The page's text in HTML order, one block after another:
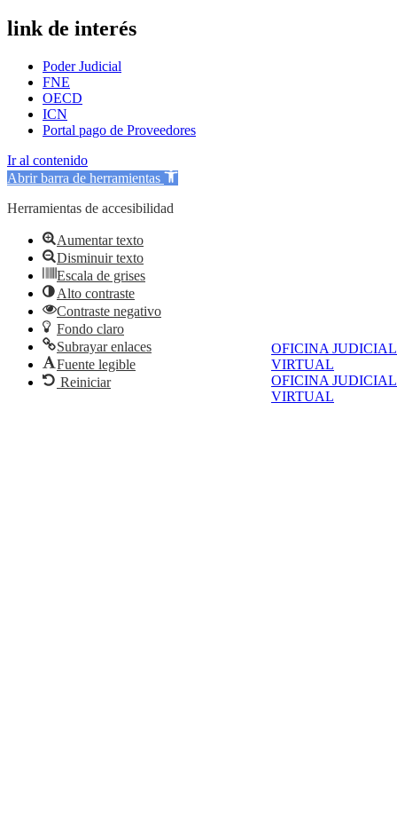
OFICINA JUDICIAL
VIRTUAL
OFICINA JUDICIAL
VIRTUAL
link de interés
Poder Judicial
FNE
OECD
ICN
Portal pago de Proveedores
Ir al contenido
Abrir barra de herramientas
Herramientas de accesibilidad
Aumentar texto
Disminuir texto
Escala de grises
Alto contraste
Contraste negativo
Fondo claro
Subrayar enlaces
Fuente legible
Reiniciar